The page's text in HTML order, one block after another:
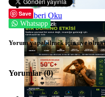
Haberi Oku
Save
Whatsapp
Yorum yapabilmek için üye
Yorumlar (0)